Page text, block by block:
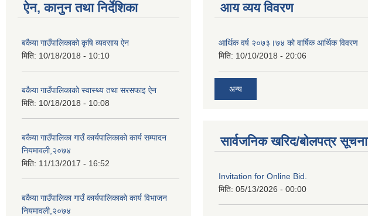
ऐन, कानुन तथा निर्देशिका
बकैया गाउँपालिकाको कृषि व्यवसाय ऐन
मिति: 10/18/2018 - 10:10
बकैया गाउँपालिकाको स्वास्थ्य तथा सरसफाइ ऐन
मिति: 10/18/2018 - 10:08
बकैया गाउँपालिका गाउँ कार्यपालिकाकाे कार्य सम्पादन
नियमावली,२०७४
मिति: 11/13/2017 - 16:52
बकैया गाउँपालिका गाउँ कार्यपालिकाकाे कार्य विभाजन
नियमावली,२०७४
आय व्यय विवरण
आर्थिक वर्ष २०७३।७४ को वार्षिक आर्थिक विवरण
मिति: 10/10/2018 - 20:06
अन्य
सार्वजनिक खरिद/बोलपत्र सूचना
Invitation for Online Bid.
मिति: 05/13/2026 - 00:00